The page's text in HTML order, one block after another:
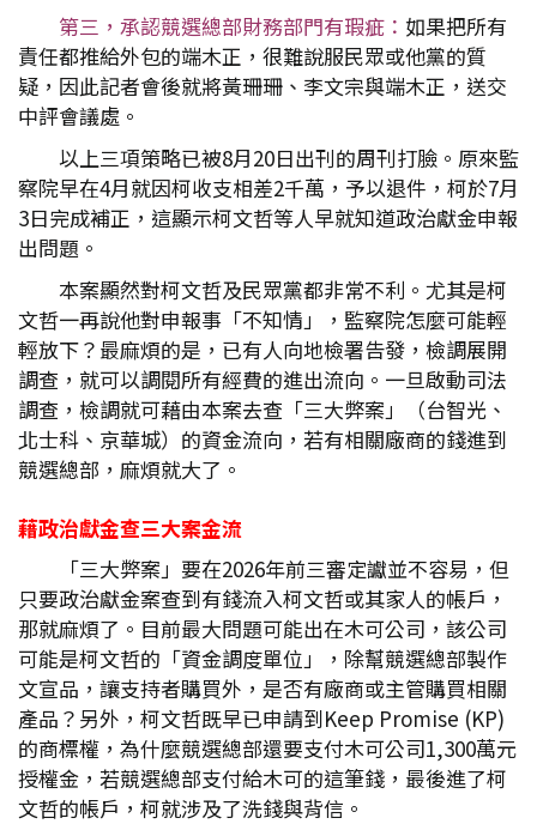
第三，承認競選總部財務部門有瑕疵： 如果把所有
責任都推給外包的端木正，很難說服民眾或他黨的質
疑，因此記者會後就將黃珊珊、李文宗與端木正，送交
中評會議處。
以上三項策略已被8月20日出刊的周刊打臉。原來監
察院早在4月就因柯收支相差2千萬，予以退件，柯於7月
3日完成補正，這顯示柯文哲等人早就知道政治獻金申報
出問題。
本案顯然對柯文哲及民眾黨都非常不利。尤其是柯
文哲一再說他對申報事「不知情」，監察院怎麼可能輕
輕放下？最麻煩的是，已有人向地檢署告發，檢調展開
調查，就可以調閱所有經費的進出流向。一旦啟動司法
調查，檢調就可藉由本案去查「三大弊案」（台智光、
北士科、京華城）的資金流向，若有相關廠商的錢進到
競選總部，麻煩就大了。
藉政治獻金查三大案金流
「三大弊案」要在2026年前三審定讞並不容易，但
只要政治獻金案查到有錢流入柯文哲或其家人的帳戶，
那就麻煩了。目前最大問題可能出在木可公司，該公司
可能是柯文哲的「資金調度單位」，除幫競選總部製作
文宣品，讓支持者購買外，是否有廠商或主管購買相關
產品？另外，柯文哲既早已申請到Keep Promise (KP)
的商標權，為什麼競選總部還要支付木可公司1,300萬元
授權金，若競選總部支付給木可的這筆錢，最後進了柯
文哲的帳戶，柯就涉及了洗錢與背信。